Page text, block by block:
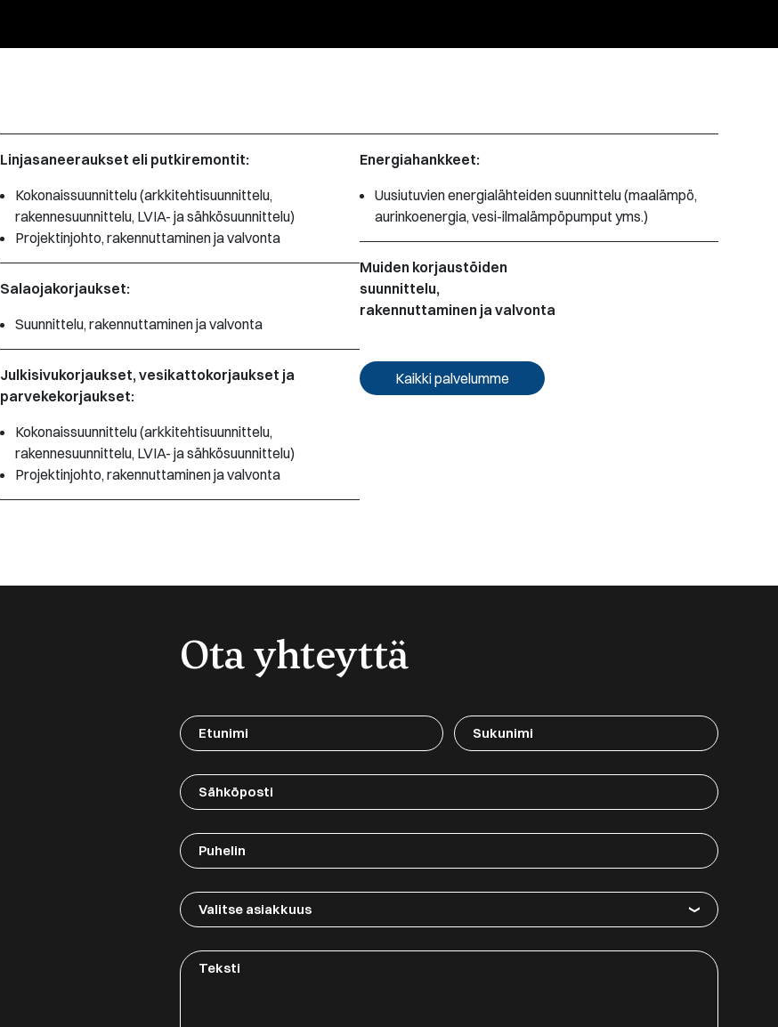
Linjasaneeraukset eli putkiremontit:
Kokonaissuunnittelu (arkkitehtisuunnittelu,
rakennesuunnittelu, LVIA- ja sähkösuunnittelu)
Projektinjohto, rakennuttaminen ja valvonta
Salaojakorjaukset:
Suunnittelu, rakennuttaminen ja valvonta
Julkisivukorjaukset, vesikattokorjaukset ja
parvekekorjaukset:
Kokonaissuunnittelu (arkkitehtisuunnittelu,
rakennesuunnittelu, LVIA- ja sähkösuunnittelu)
Projektinjohto, rakennuttaminen ja valvonta
Energiahankkeet:
Uusiutuvien energialähteiden suunnittelu (maalämpö,
aurinkoenergia, vesi-ilmalämpöpumput yms.)
Muiden korjaustöiden
suunnittelu,
rakennuttaminen ja valvonta
Kaikki palvelumme
Ota yhteyttä
Etunimi
(Required)
Sukunimi
Sähköposti
Puhelin
Valitse
asiakkuus
Teksti